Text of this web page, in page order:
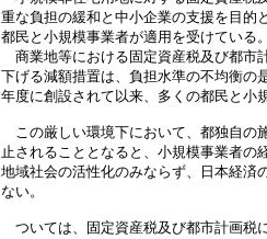
重な負担の緩和と中小企業の支援を目的
都民と小規模事業者が適用を受けている
商業地等における固定資産税及び都市
下げる減額措置は、負担水準の不均衡の
年度に創設されて以来、多くの都民と小
この厳しい環境下において、都独自の
止されることとなると、小規模事業者の
地域社会の活性化のみならず、日本経済
ない。
ついては、固定資産税及び都市計画税